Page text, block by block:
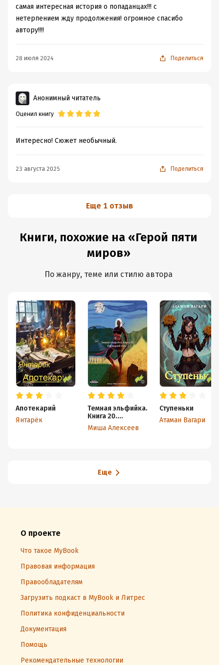
самая интересная история о попаданцах!!! с
нетерпением жду продолжения! огромное спасибо
автору!!!!
28 июля 2024 Поделиться
Анонимный читатель
Оценил книгу
Интересно! Сюжет необычный.
23 августа 2025 Поделиться
Еще 1 отзыв
Книги, похожие на «Герой пяти
миров»
По жанру, теме или стилю автора
Апотекарий
Янтарёк
Темная эльфийка.
Книга 20.
Последний путь
Миша Алексеев
Ступеньки
Атаман Вагари
Еще
О проекте
Что такое MyBook
Правовая информация
Правообладателям
Загрузить подкаст в MyBook и Литрес
Политика конфиденциальности
Документация
Помощь
Рекомендательные технологии